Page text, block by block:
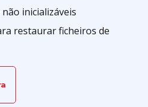
inicializáveis
restaurar ficheiros de